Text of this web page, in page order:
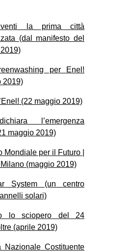
la prima città
(dal manifesto del
per Enel!
2019)
(22 maggio 2019)
l’emergenza
maggio 2019)
Mondiale per il Futuro |
(maggio 2019)
System (un centro
solari)
lo sciopero del 24
(aprile 2019)
Nazionale Costituente